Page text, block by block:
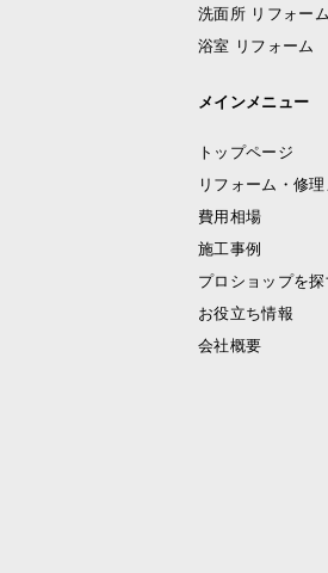
洗面所 リフォーム
浴室 リフォーム
メインメニュー
トップページ
リフォーム・修
費用相場
施工事例
プロショップを
お役立ち情報
会社概要